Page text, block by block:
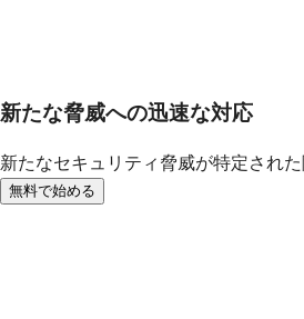
新たな脅威への迅速な対応
新たなセキュリティ脅威が特定され
無料で始める